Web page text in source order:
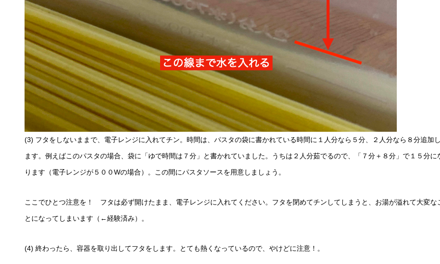
(3) フタをしないままで、電子レンジに入れてチン。時間は、パスタの袋に書かれている時間に１人分なら５分、２人分なら８分追加
ます。例えばこのパスタの場合、袋に「ゆで時間は７分」と書かれていました。うちは２人分茹でるので、「７分＋８分」で１５分に
ります（電子レンジが５００Wの場合）。この間にパスタソースを用意しましょう。
ここでひとつ注意を！ フタは必ず開けたまま、電子レンジに入れてください。フタを閉めてチンしてしまうと、お湯が溢れて大変な
とになってしまいます（←経験済み）。
(4) 終わったら、容器を取り出してフタをします。とても熱くなっているので、やけどに注意！。